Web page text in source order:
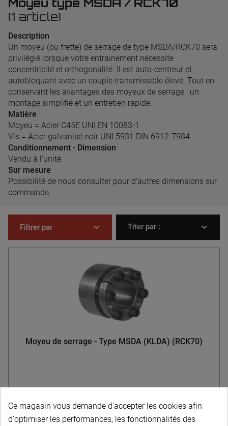
Moyeu type MSDA / RCK70
(1 article)
Description
Un moyeu (ou frette) de serrage de type MSDA/RCK70 sera
privilégié lorsque votre entrainement nécessite
concentricité et orthogonalité. Il est auto-centreur et
autobloquant avec un couple transmissible élevé. Tout en
conservant les avantages des moyeux de serrage : un
montage simplifié et un entretien rapide.
Matière
Moyeu = Acier C45E UNI EN 10083-1
Vis = Acier galvanisé noir UNI 5931 DIN 6912-7984
Conditionnement - Dimension
Vendu à l’unité
Sur mesure
Possibilité de nous consulter pour d’autres dimensions sur
commande.
Filtrer par Trier par :
Moyeu de serrage - Type MSDA (KLDA) (RCK70)
10,80 € HT -12,96 € TTC
Ce magasin vous demande d'accepter les cookies afin
d'optimiser les performances, les fonctionnalités des